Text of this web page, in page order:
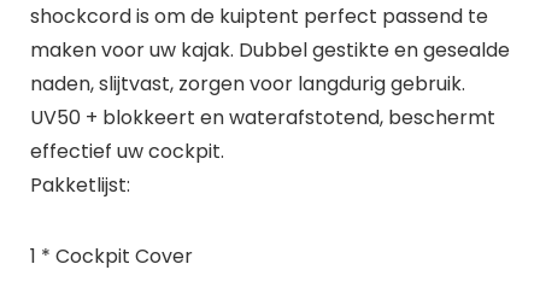
shockcord is om de kuiptent perfect passend te
maken voor uw kajak. Dubbel gestikte en gesealde
naden, slijtvast, zorgen voor langdurig gebruik.
UV50 + blokkeert en waterafstotend, beschermt
effectief uw cockpit.
Pakketlijst:
1 * Cockpit Cover